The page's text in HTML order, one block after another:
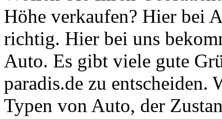
Höhe verkaufen? Hier bei
richtig. Hier bei uns
Auto. Es gibt viele gute
paradis.de zu
Typen von Auto, der